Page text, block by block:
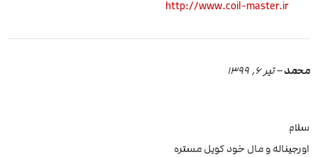
http://www.coil-master.ir
محمد– تیر 6, 1399
سلام
اورجیناله و مال خود کویل مستره